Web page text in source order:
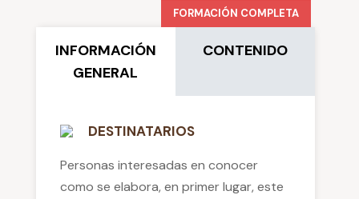
FORMACIÓN COMPLETA
INFORMACIÓN
GENERAL
CONTENIDO
DESTINATARIOS
Personas interesadas en conocer
como se elabora, en primer lugar, este